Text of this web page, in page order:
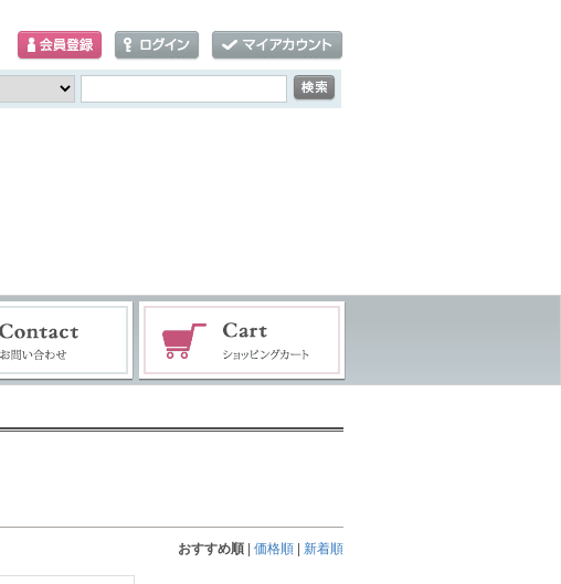
おすすめ順 価格順 新着順